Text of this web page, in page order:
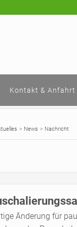
Kontakt & Anfahrt
News Nachricht
Änderung für